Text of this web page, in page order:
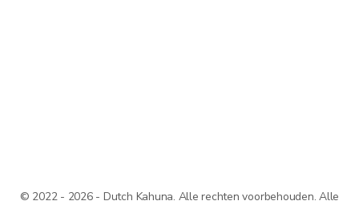
© 2022 - 2026 - Dutch Kahuna. Alle rechten voorbehouden. Alle